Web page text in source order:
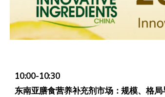
10:00-10:30
东南亚膳食营养补充剂市场：规模、格